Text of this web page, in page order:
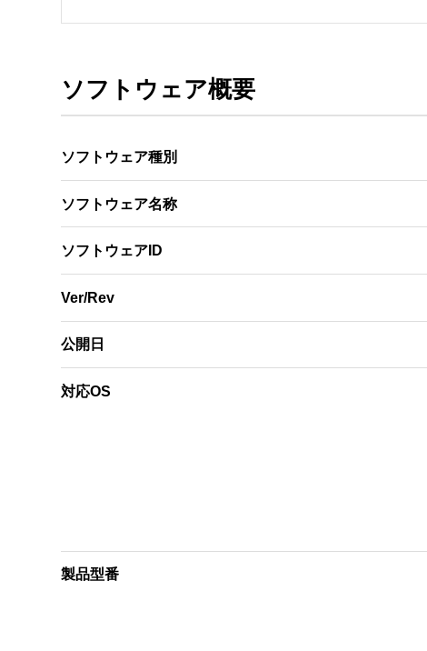
著作権者
ソフトウェア概要
ソフトウェア種別
ソフトウェア名称
ソフトウェアID
Ver/Rev
公開日
対応OS
製品型番